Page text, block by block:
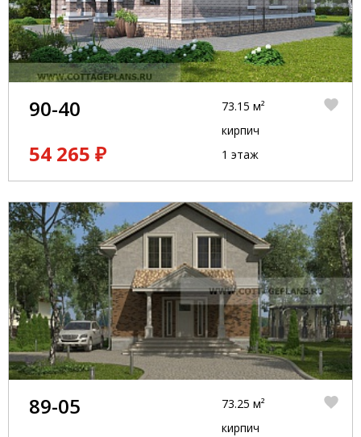
90-40
54 265 ₽
73.15 м²
кирпич
1 этаж
89-05
73.25 м²
кирпич